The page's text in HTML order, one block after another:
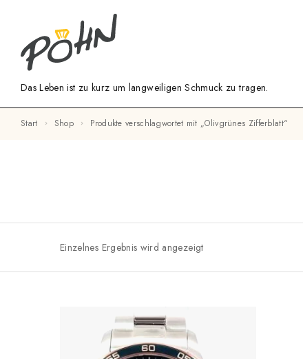
Das Leben ist zu kurz um langweiligen Schmuck zu tragen.
Start Shop Produkte verschlagwortet mit „Olivgrünes Zifferblatt“
Einzelnes Ergebnis wird angezeigt